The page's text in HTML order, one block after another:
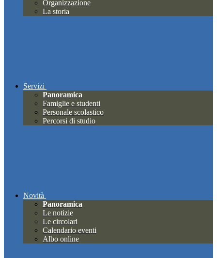
Organizzazione
La storia
Servizi
Panoramica
Famiglie e studenti
Personale scolastico
Percorsi di studio
Novità
Panoramica
Le notizie
Le circolari
Calendario eventi
Albo online